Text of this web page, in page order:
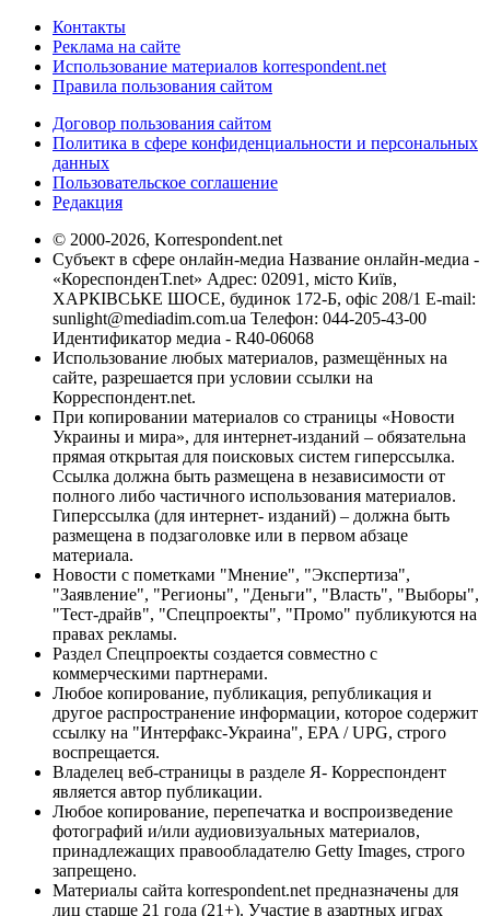
Контакты
Реклама на сайте
Использование материалов korrespondent.net
Правила пользования сайтом
Договор пользования сайтом
Политика в сфере конфиденциальности и персональных
данных
Пользовательское соглашение
Редакция
© 2000-2026, Korrespondent.net
Субъект в сфере онлайн-медиа Название онлайн-медиа -
«КореспонденТ.net» Адрес: 02091, місто Київ,
ХАРКІВСЬКЕ ШОСЕ, будинок 172-Б, офіс 208/1 E-mail:
sunlight@mediadim.com.ua Телефон: 044-205-43-00
Идентификатор медиа - R40-06068
Использование любых материалов, размещённых на
сайте, разрешается при условии ссылки на
Корреспондент.net.
При копировании материалов со страницы «Новости
Украины и мира», для интернет-изданий – обязательна
прямая открытая для поисковых систем гиперссылка.
Ссылка должна быть размещена в независимости от
полного либо частичного использования материалов.
Гиперссылка (для интернет- изданий) – должна быть
размещена в подзаголовке или в первом абзаце
материала.
Новости с пометками "Мнение", "Экспертиза",
"Заявление", "Регионы", "Деньги", "Власть", "Выборы",
"Тест-драйв", "Спецпроекты", "Промо" публикуются на
правах рекламы.
Раздел Спецпроекты создается совместно с
коммерческими партнерами.
Любое копирование, публикация, републикация и
другое распространение информации, которое содержит
ссылку на "Интерфакс-Украина", EPA / UPG, строго
воспрещается.
Владелец веб-страницы в разделе Я- Корреспондент
является автор публикации.
Любое копирование, перепечатка и воспроизведение
фотографий и/или аудиовизуальных материалов,
принадлежащих правообладателю Getty Images, строго
запрещено.
Материалы сайта korrespondent.net предназначены для
лиц старше 21 года (21+). Участие в азартных играх